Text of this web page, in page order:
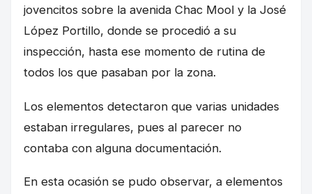
jovencitos sobre la avenida Chac Mool y la José
López Portillo, donde se procedió a su
inspección, hasta ese momento de rutina de
todos los que pasaban por la zona.
Los elementos detectaron que varias unidades
estaban irregulares, pues al parecer no
contaba con alguna documentación.
En esta ocasión se pudo observar, a elementos